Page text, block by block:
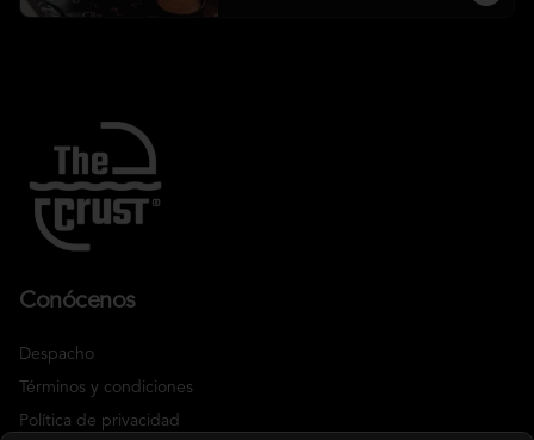
Conócenos
Despacho
Términos y condiciones
Política de privacidad